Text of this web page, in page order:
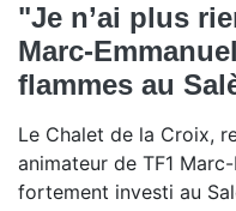
"Je n’ai plus
Marc-
flammes au
Le Chalet de la Croix,
animateur de TF1
fortement investi au